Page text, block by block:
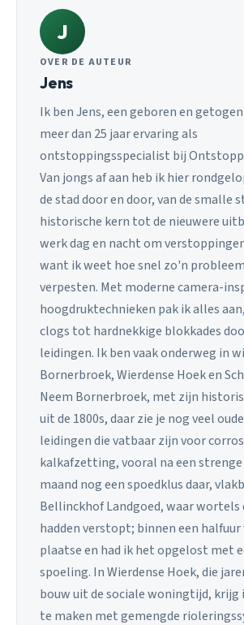
J
OVER DE AUTEUR
Jens
Ik ben Jens, een geboren en
meer dan 25 jaar ervaring als
ontstoppingsspecialist bij
Van jongs af aan heb ik hier
de stad door en door, van de smalle
historische kern tot de nieuwere
werk dag en nacht om
want ik weet hoe snel zo'n
verpesten. Met moderne camera-
hoogdruktechnieken pak ik alles
clogs tot hardnekkige blokkades
leidingen. Ik ben vaak onderweg in
Bornerbroek, Wierdense Hoek en
Neem Bornerbroek, met zijn
uit de 1800s, daar zie je nog veel
leidingen die vatbaar zijn voor
kalkafzetting, vooral na een
maand nog een spoedklus daar,
Bellinckhof Landgoed, waar wortels
hadden verstopt; binnen een
plaatse en had ik het opgelost met
spoeling. In Wierdense Hoek, die
bouw uit de sociale woningtijd,
te maken met gemengde